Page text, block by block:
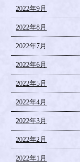
2022年9月
2022年8月
2022年7月
2022年6月
2022年5月
2022年4月
2022年3月
2022年2月
2022年1月